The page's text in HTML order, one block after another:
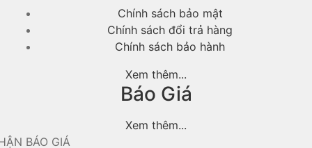
Chính sách bảo mật
Chính sách đổi trả hàng
Chính sách bảo hành
Xem thêm...
Báo Giá
Xem thêm...
BÁO GIÁ